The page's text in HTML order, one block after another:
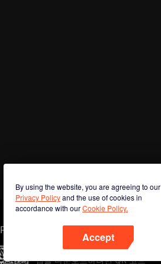
By using the website, you are agreeing to our
Privacy Policyand the use of cookies in
accordance with ourCookie Policy.
Accept
Phone
앱을 다운로드하려면 QR 코드